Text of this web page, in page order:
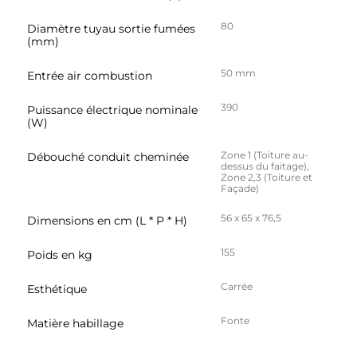
Diamètre tuyau sortie fumées
(mm)
80
Entrée air combustion 50 mm
Puissance électrique nominale
(W)
390
Débouché conduit cheminée
Zone 1 (Toiture au-
dessus du faitage),
Zone 2,3 (Toiture et
Façade)
Dimensions en cm (L * P * H) 56 x 65 x 76,5
Poids en kg 155
Esthétique Carrée
Matière habillage Fonte